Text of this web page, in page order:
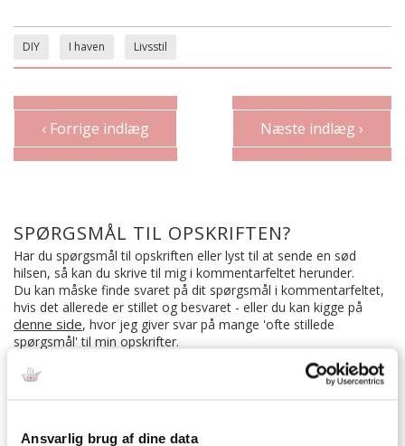
Ansvarlig brug af dine data
DIY I haven Livsstil
‹ Forrige indlæg Næste indlæg ›
SPØRGSMÅL TIL OPSKRIFTEN?
Har du spørgsmål til opskriften eller lyst til at sende en sød
hilsen, så kan du skrive til mig i kommentarfeltet herunder.
Du kan måske finde svaret på dit spørgsmål i kommentarfeltet,
hvis det allerede er stillet og besvaret - eller du kan kigge på
denne side, hvor jeg giver svar på mange 'ofte stillede
spørgsmål' til min opskrifter.